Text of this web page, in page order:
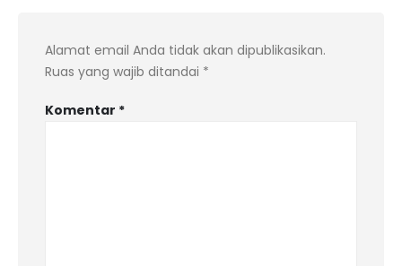
Alamat email Anda tidak akan dipublikasikan.
Ruas yang wajib ditandai *
Komentar *